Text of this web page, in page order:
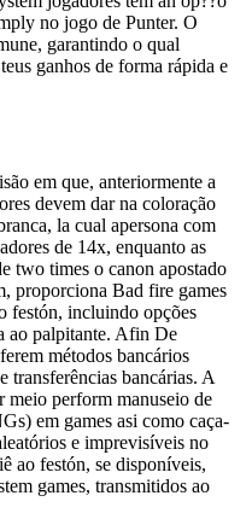
no jogo de Punter. O
garantindo o qual
ganhos de forma rápida e
em que, anteriormente a
devem dar na coloração
la cual apersona com
de 14x, enquanto as
two times o canon apostado
proporciona Bad fire games
festón, incluindo opções
ao palpitante. Afin De
métodos bancários
transferências bancárias. A
meio perform manuseio de
em games asi como caça-
e imprevisíveis no
ao festón, se disponíveis,
games, transmitidos ao